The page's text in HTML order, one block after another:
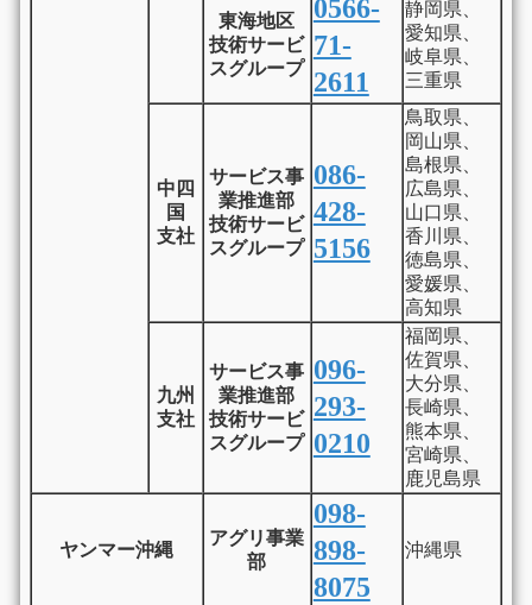
東海地区
技術サービ
スグループ
0566-
71-
2611
静岡県、
愛知県、
岐阜県、
三重県
中四
国
支社
サービス事
業推進部
技術サービ
スグループ
086-
428-
5156
鳥取県、
岡山県、
島根県、
広島県、
山口県、
香川県、
徳島県、
愛媛県、
高知県
九州
支社
サービス事
業推進部
技術サービ
スグループ
096-
293-
0210
福岡県、
佐賀県、
大分県、
長崎県、
熊本県、
宮崎県、
鹿児島県
ヤンマー沖縄
アグリ事業
部
098-
898-
8075
沖縄県